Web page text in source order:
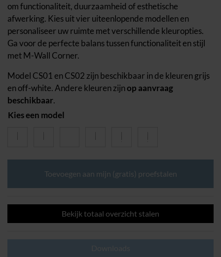
om functionaliteit, duurzaamheid of esthetische
afwerking. Kies uit vier uiteenlopende modellen en
personaliseer uw ruimte met verschillende kleuropties.
Ga voor de perfecte balans tussen functionaliteit en stijl
met M-Wall Corner.
Model CS01 en CS02 zijn beschikbaar in de kleuren grijs
en off-white. Andere kleuren zijnop aanvraag
beschikbaar.
Kies een model
M-
Toevoegen aan mijn (gratis) proefstalen
Bekijk totaal overzicht stalen